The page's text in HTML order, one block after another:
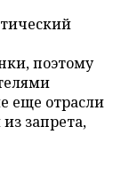
поэтому
еще отрасли
запрета,